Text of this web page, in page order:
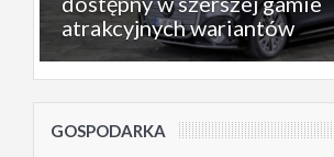
atrakcyjnych wariantów
GOSPODARKA